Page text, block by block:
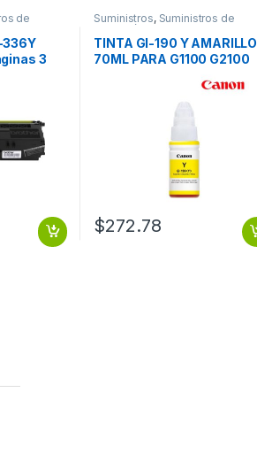
de
336Y
3
Suministros, Suministros de
Impresión
TINTA GI-190 Y AMARILLO
70ML PARA G1100 G2100
$272.78